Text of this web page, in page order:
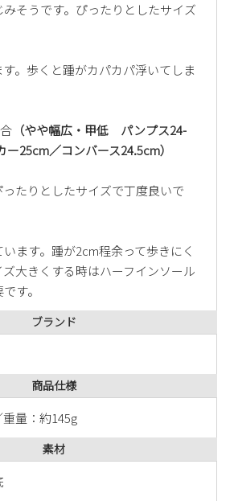
そうです。ぴったりとしたサイズ
。歩くと踵がカパカパ浮いてしま
（やや幅広・甲低 パンプス24-
25cm／コンバース24.5cm）
たりとしたサイズで丁度良いで
ます。踵が2cm程余って歩きにく
大きくする時はハーフインソール
す。
ブランド
商品仕様
量：約145g
素材